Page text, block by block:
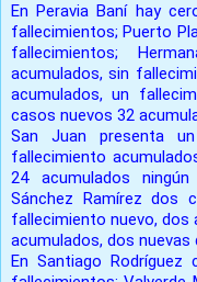
En Peravia Baní hay
fallecimientos; Puerto
fallecimientos;
acumulados, sin
acumulados, un
casos nuevos 32
San Juan presenta
fallecimiento
24 acumulados
Sánchez Ramírez dos
fallecimiento nuevo, dos
acumulados, dos
En Santiago